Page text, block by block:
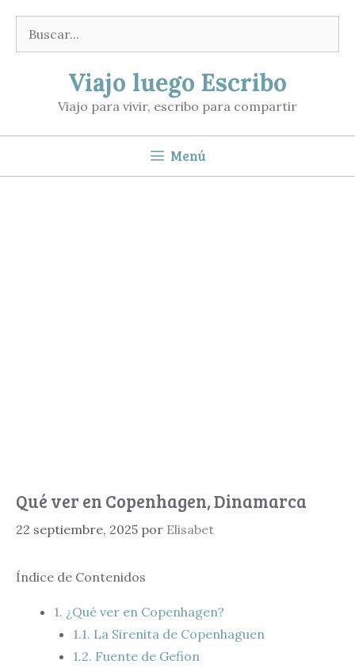
contenido
Buscar:
Viajo luego Escribo
Viajo para vivir, escribo para compartir
Menú
Qué ver en Copenhagen, Dinamarca
22 septiembre, 2025 por Elisabet
Índice de Contenidos
1. ¿Qué ver en Copenhagen?
1.1. La Sirenita de Copenhaguen
1.2. Fuente de Gefion